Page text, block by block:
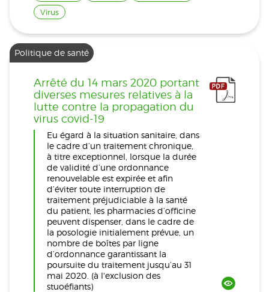
Virus
Politique de santé
Arrêté du 14 mars 2020 portant
diverses mesures relatives à la
lutte contre la propagation du
virus covid-19
Eu égard à la situation sanitaire, dans
le cadre d’un traitement chronique,
à titre exceptionnel, lorsque la durée
de validité d’une ordonnance
renouvelable est expirée et afin
d’éviter toute interruption de
traitement préjudiciable à la santé
du patient, les pharmacies d’officine
peuvent dispenser, dans le cadre de
la posologie initialement prévue, un
nombre de boîtes par ligne
d’ordonnance garantissant la
poursuite du traitement jusqu’au 31
mai 2020. (à l'exclusion des
stuoéfiants)